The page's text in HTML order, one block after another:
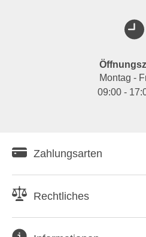
Montag -
09:00 -
Zahlungsarten
Rechtliches